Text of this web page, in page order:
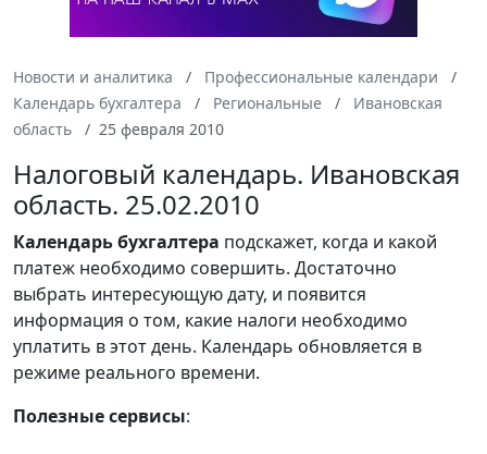
Новости и аналитика
Профессиональные календари
Календарь бухгалтера
Региональные
Ивановская
область
25 февраля 2010
Налоговый календарь. Ивановская
область. 25.02.2010
Календарьбухгалтера подскажет, когда и какой
платеж необходимо совершить. Достаточно
выбрать интересующую дату, и появится
информация о том, какие налоги необходимо
уплатить в этот день. Календарь обновляется в
режиме реального времени.
Полезные сервисы: